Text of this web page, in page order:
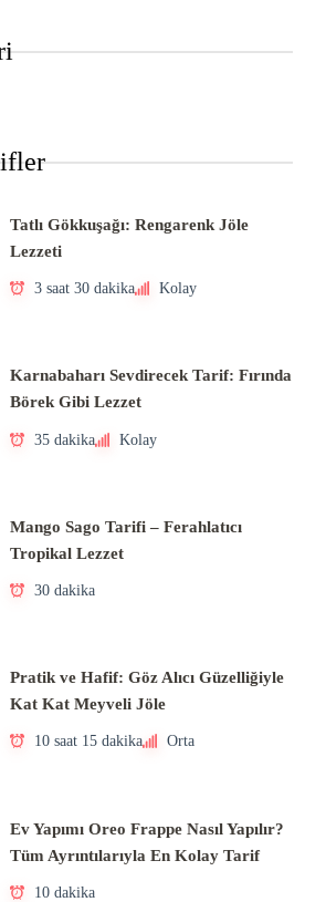
Tatlı Gökkuşağı: Rengarenk Jöle
Lezzeti
3 saat 30 dakika Kolay
Karnabaharı Sevdirecek Tarif: Fırında
Börek Gibi Lezzet
35 dakika Kolay
Mango Sago Tarifi – Ferahlatıcı
Tropikal Lezzet
30 dakika
Pratik ve Hafif: Göz Alıcı Güzelliğiyle
Kat Kat Meyveli Jöle
10 saat 15 dakika Orta
Ev Yapımı Oreo Frappe Nasıl Yapılır?
Tüm Ayrıntılarıyla En Kolay Tarif
10 dakika